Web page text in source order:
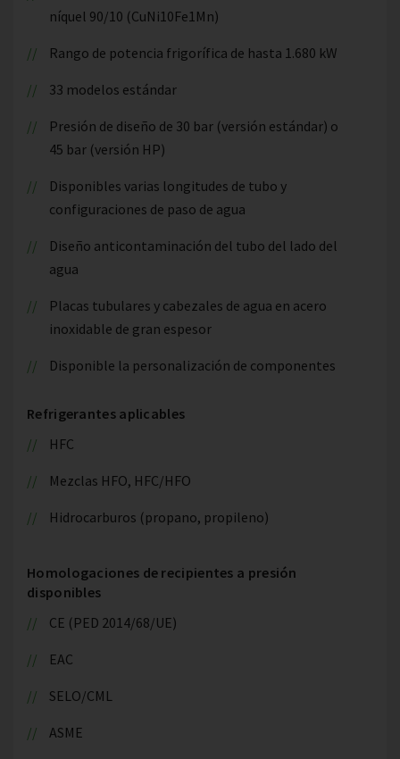
níquel 90/10 (CuNi10Fe1Mn)
Rango de potencia frigorífica de hasta 1.680 kW
33 modelos estándar
Presión de diseño de 30 bar (versión estándar) o
45 bar (versión HP)
Disponibles varias longitudes de tubo y
configuraciones de paso de agua
Diseño anticontaminación del tubo del lado del
agua
Placas tubulares y cabezales de agua en acero
inoxidable de gran espesor
Disponible la personalización de componentes
Refrigerantes aplicables
HFC
Mezclas HFO, HFC/HFO
Hidrocarburos (propano, propileno)
Homologaciones de recipientes a presión
disponibles
CE (PED 2014/68/UE)
EAC
SELO/CML
ASME